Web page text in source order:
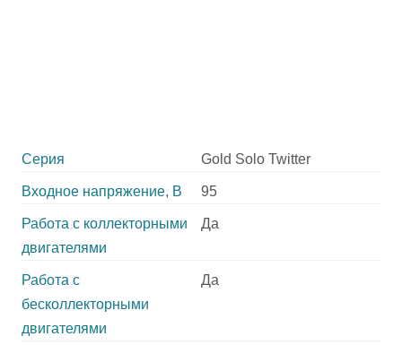
Серия Gold Solo Twitter
Входное напряжение, В 95
Работа с коллекторными
двигателями
Да
Работа с
бесколлекторными
двигателями
Да